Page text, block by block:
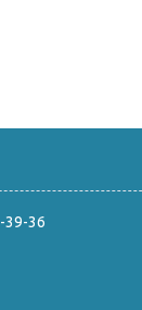
39-36